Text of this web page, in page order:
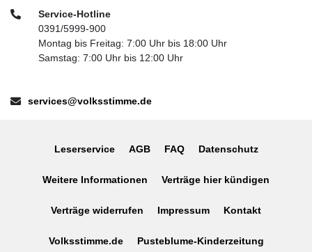
Telefon:Service-Hotline
0391/5999-900
Montag bis Freitag: 7:00 Uhr bis 18:00 Uhr
Samstag: 7:00 Uhr bis 12:00 Uhr
E-Mail:services@volksstimme.de
Leserservice AGB FAQ Datenschutz
Weitere Informationen Verträge hier kündigen
Verträge widerrufen Impressum Kontakt
Volksstimme.de Pusteblume-Kinderzeitung